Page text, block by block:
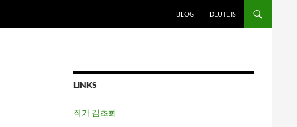
BLOG DEUTE IS
LINKS
작가 김초희